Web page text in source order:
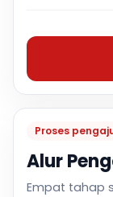
Proses
Alur
Empat tahap